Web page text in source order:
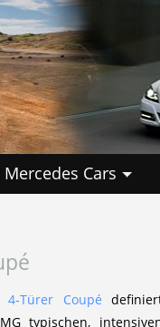
Mercedes Cars
4‑Türer Coupé
typischen,